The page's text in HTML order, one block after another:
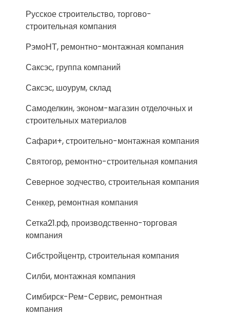
Русское строительство, торгово-
строительная компания
РэмоНТ, ремонтно-монтажная компания
Саксэс, группа компаний
Саксэс, шоурум, склад
Самоделкин, эконом-магазин отделочных и
строительных материалов
Сафари+, строительно-монтажная компания
Святогор, ремонтно-строительная компания
Северное зодчество, строительная компания
Сенкер, ремонтная компания
Сетка21.рф, производственно-торговая
компания
Сибстройцентр, строительная компания
Силби, монтажная компания
Симбирск-Рем-Сервис, ремонтная
компания